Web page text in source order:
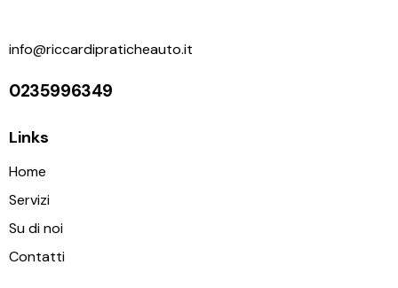
info@riccardipraticheauto.it
0235996349
Links
Home
Servizi
Su di noi
Contatti